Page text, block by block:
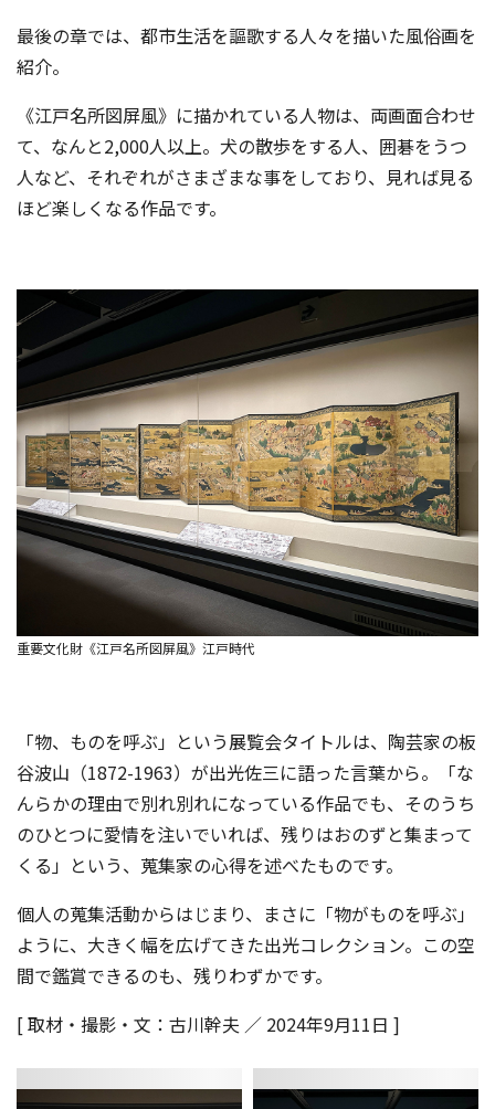
最後の章では、都市生活を謳歌する人々を描いた風俗画を
紹介。
《江戸名所図屏風》に描かれている人物は、両画面合わせ
て、なんと2,000人以上。犬の散歩をする人、囲碁をうつ
人など、それぞれがさまざまな事をしており、見れば見る
ほど楽しくなる作品です。
重要文化財《江戸名所図屏風》江戸時代
「物、ものを呼ぶ」という展覧会タイトルは、陶芸家の板
谷波山（1872-1963）が出光佐三に語った言葉から。「な
んらかの理由で別れ別れになっている作品でも、そのうち
のひとつに愛情を注いでいれば、残りはおのずと集まって
くる」という、蒐集家の心得を述べたものです。
個人の蒐集活動からはじまり、まさに「物がものを呼ぶ」
ように、大きく幅を広げてきた出光コレクション。この空
間で鑑賞できるのも、残りわずかです。
[ 取材・撮影・文：古川幹夫 ／ 2024年9月11日 ]